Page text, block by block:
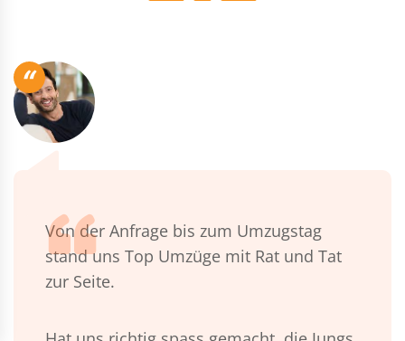
“
Von der Anfrage bis zum Umzugstag
stand uns Top Umzüge mit Rat und Tat
zur Seite.